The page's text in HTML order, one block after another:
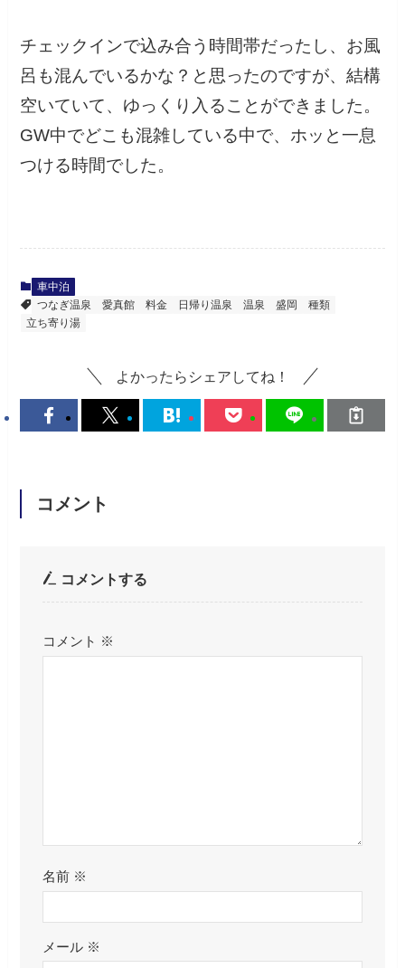
チェックインで込み合う時間帯だったし、お風
呂も混んでいるかな？と思ったのですが、結構
空いていて、ゆっくり入ることができました。
GW中でどこも混雑している中で、ホッと一息
つける時間でした。
車中泊
つなぎ温泉
愛真館 料金 日帰り温泉 温泉 盛岡
種類
立ち寄り湯
よかったらシェアしてね！
コメント
コメントする
コメント ※
名前 ※
メール ※